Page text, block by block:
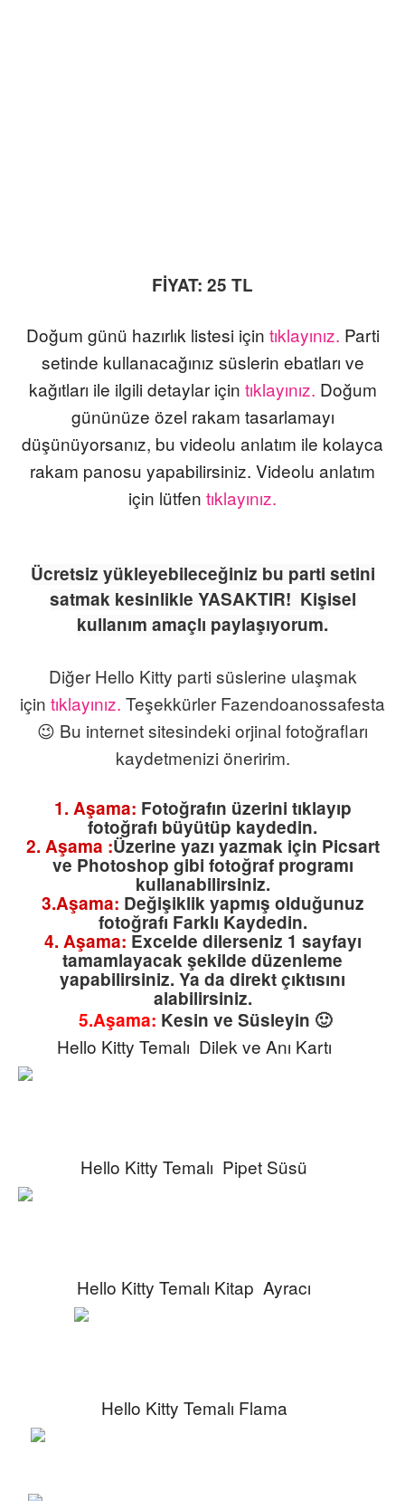
FİYAT: 25 TL
Doğum günü hazırlık listesi için tıklayınız. Parti
setinde kullanacağınız süslerin ebatları ve
kağıtları ile ilgili detaylar için tıklayınız. Doğum
gününüze özel rakam tasarlamayı
düşünüyorsanız, bu videolu anlatım ile kolayca
rakam panosu yapabilirsiniz. Videolu anlatım
için lütfen tıklayınız.
Ücretsiz yükleyebileceğiniz bu parti setini
satmak kesinlikle YASAKTIR! Kişisel
kullanım amaçlı paylaşıyorum.
Diğer Hello Kitty parti süslerine ulaşmak
için tıklayınız. Teşekkürler Fazendoanossafesta
😉 Bu internet sitesindeki orjinal fotoğrafları
kaydetmenizi öneririm.
1. Aşama: Fotoğrafın üzerini tıklayıp
fotoğrafı büyütüp kaydedin.
2. Aşama :Üzerine yazı yazmak için Picsart
ve Photoshop gibi fotoğraf programı
kullanabilirsiniz.
3.Aşama: Değişiklik yapmış olduğunuz
fotoğrafı Farklı Kaydedin.
4. Aşama: Excelde dilerseniz 1 sayfayı
tamamlayacak şekilde düzenleme
yapabilirsiniz. Ya da direkt çıktısını
alabilirsiniz.
5.Aşama: Kesin ve Süsleyin 🙂
Hello Kitty Temalı Dilek ve Anı Kartı
Hello Kitty Temalı Pipet Süsü
Hello Kitty Temalı Kitap Ayracı
Hello Kitty Temalı Flama